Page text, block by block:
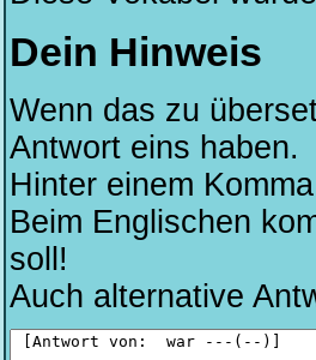
Dein Hinweis
Wenn das zu
Antwort eins haben.
Hinter einem
Beim Englischen
soll!
Auch alternative